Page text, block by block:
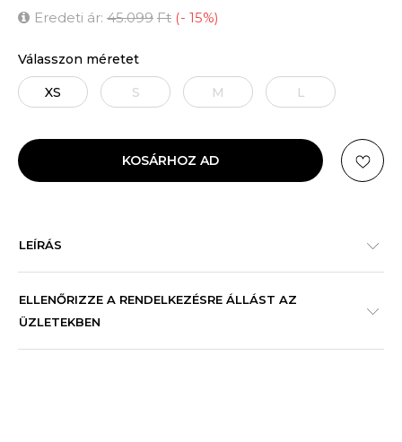
Eredeti ár: 45.099 Ft (- 15%)
Válasszon méretet
XS S M L
KOSÁRHOZ AD
LEÍRÁS
ELLENŐRIZZE A RENDELKEZÉSRE ÁLLÁST AZ
ÜZLETEKBEN